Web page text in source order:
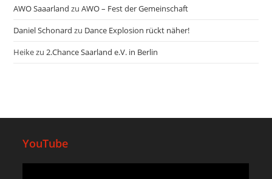
AWO Saaarland zuAWO – Fest der Gemeinschaft
Daniel Schonard zu Dance Explosion rückt näher!
Heikezu2.Chance Saarland e.V. in Berlin
YouTube